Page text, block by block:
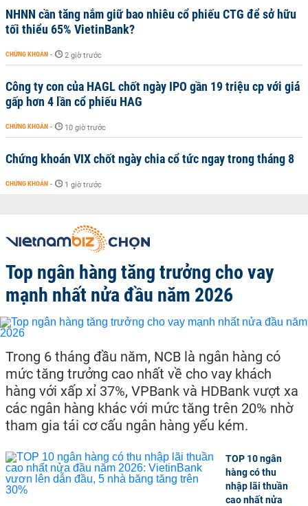
NHNN cần tăng nắm giữ bao nhiêu cổ phiếu CTG để sở hữu
tối thiểu 65% VietinBank?
CHỨNG KHOÁN - 2 giờ trước
Công ty con của HAGL chốt ngày IPO gần 19 triệu cp với giá
gấp hơn 4 lần cổ phiếu HAG
CHỨNG KHOÁN - 10 giờ trước
Chứng khoán VIX chốt ngày chia cổ tức ngay trong tháng 8
CHỨNG KHOÁN - 1 giờ trước
Top ngân hàng tăng trưởng cho vay
mạnh nhất nửa đầu năm 2026
Trong 6 tháng đầu năm, NCB là ngân hàng có
mức tăng trưởng cao nhất về cho vay khách
hàng với xấp xỉ 37%, VPBank và HDBank vượt xa
các ngân hàng khác với mức tăng trên 20% nhờ
tham gia tái cơ cấu ngân hàng yếu kém.
TOP 10 ngân
hàng có thu
nhập lãi thuần
cao nhất nửa